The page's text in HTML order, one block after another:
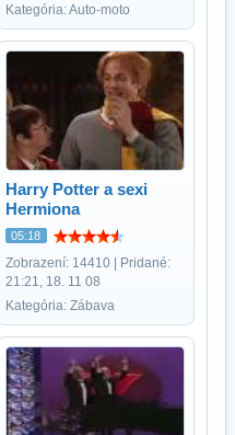
Kategória: Auto-moto
Harry Potter a sexi
Hermiona
05:18
Zobrazení: 14410 | Pridané:
21:21, 18. 11 08
Kategória: Zábava